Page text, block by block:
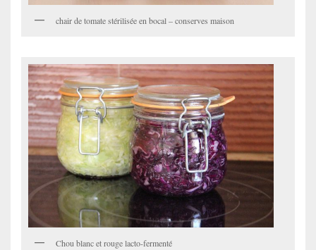
chair de tomate stérilisée en bocal – conserves maison
Chou blanc et rouge lacto-fermenté